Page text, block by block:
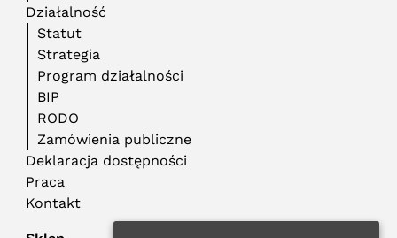
Działalność
Statut
Strategia
Program działalności
BIP
RODO
Zamówienia publiczne
Deklaracja dostępności
Praca
Kontakt